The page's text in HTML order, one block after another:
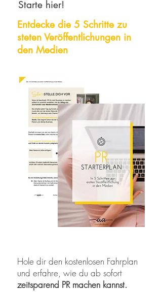
Starte hier!
Entdecke die 5 Schritte zu
steten Veröffentlichungen in
den Medien
Hole dir den kostenlosen Fahrplan
und erfahre, wie du ab sofort
zeitsparend PR machen kannst.